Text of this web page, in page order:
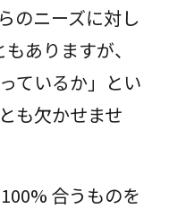
のニーズに対し
ありますが、
ているか」とい
も欠かせませ
合うものを